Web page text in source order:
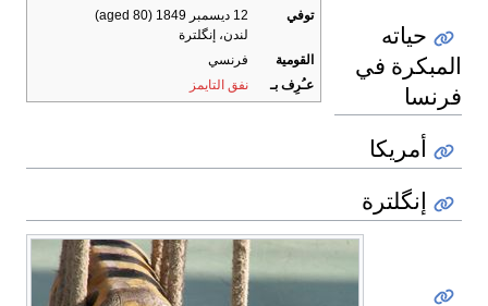
توفي
12 ديسمبر 1849
(aged 80)
لندن، إنگلترة
القومية
فرنسي
عـُرِف بـ
نفق التايمز
حياته
المبكرة في
فرنسا
أمريكا
إنگلترة